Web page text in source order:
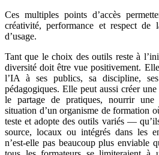
Ces multiples points d’accès
créativité, performance et respect
d’usage.
Tant que le choix des outils reste à
diversité doit être vue positivement.
l’IA à ses publics, sa discipline,
pédagogiques. Elle peut aussi créer
le partage de pratiques, nourrir une
situation d’un organisme de formation
teste et adopte des outils variés —
source, locaux ou intégrés dans les
n’est-elle pas beaucoup plus enviable